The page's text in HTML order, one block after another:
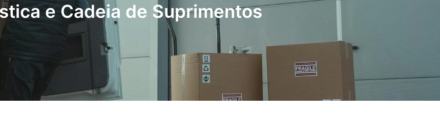
e Cadeia de Suprimentos